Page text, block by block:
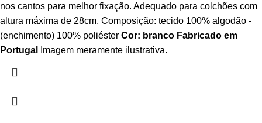
nos cantos para melhor fixação. Adequado para colchões com
altura máxima de 28cm. Composição: tecido 100% algodão -
(enchimento) 100% poliéster Cor: branco Fabricado em
Portugal
Imagem meramente ilustrativa.